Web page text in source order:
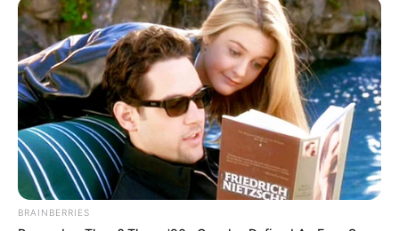
ราศีเมถุนเป็นราศีที่งานหนักค่อนข้างหนักในปี 2561
เพราะต้องรับผิดชอบและทำอะไรหลายๆ พร้อมกันในเวลา
เดียว แต่จะพบความสำเร็จจากความเหนื่อยนั้นส่วนการ
เงินต้องดูแลเป็นพิเศษ อาจจะมีความติดขัด ถูกโกง หรือมี
ปัญหาเกิดขึ้นง่ายๆเช็คเบอร์
มงคลจากอ.ช้างทศพร ได้ที่นี่ :https://goo.gl/EKsh7c
BRAINBERRIES